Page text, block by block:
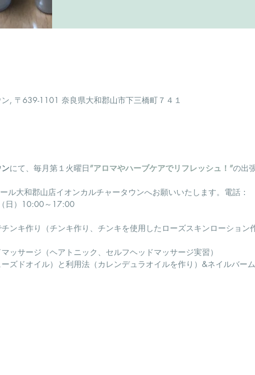
, 〒639-1101 奈良県大和郡山市下三橋町７４１
にて、毎月第１火曜日”アロマやハーブケアでリフレッシュ！”の出
ル大和郡山店イオンカルチャータウンへお願いいたします。電話：
日）10:00～17:00
ンキ作り（チンキ作り、チンキを使用したローズスキンローション
ッサージ（ヘアトニック、セルフヘッドマッサージ実習）
ズドオイル）と利用法（カレンデュラオイルを作り）&ネイルバー